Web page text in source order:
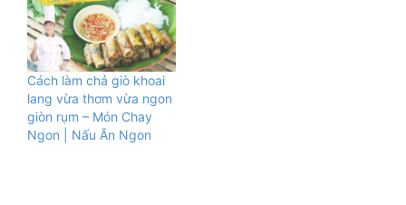
Cách làm chả giò khoai
lang vừa thơm vừa ngon
giòn rụm – Món Chay
Ngon | Nấu Ăn Ngon